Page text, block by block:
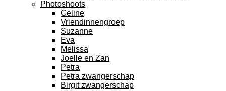
Photoshoots
Celine
Vriendinnengroep
Suzanne
Eva
Melissa
Joelle en Zan
Petra
Petra zwangerschap
Birgit zwangerschap